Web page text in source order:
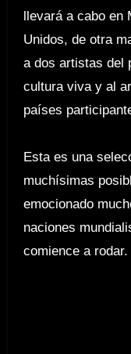
llevará a cabo en
Unidos, de otra
a dos artistas del
cultura viva y al
países
Esta es una
muchísimas
emocionado
naciones
comience a rodar.